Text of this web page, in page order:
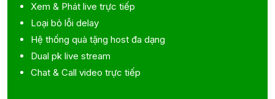
Xem & Phát live trực tiếp
Loại bỏ lỗi delay
Hệ thống quà tặng host đa dạng
Dual pk live stream
Chat & Call video trực tiếp